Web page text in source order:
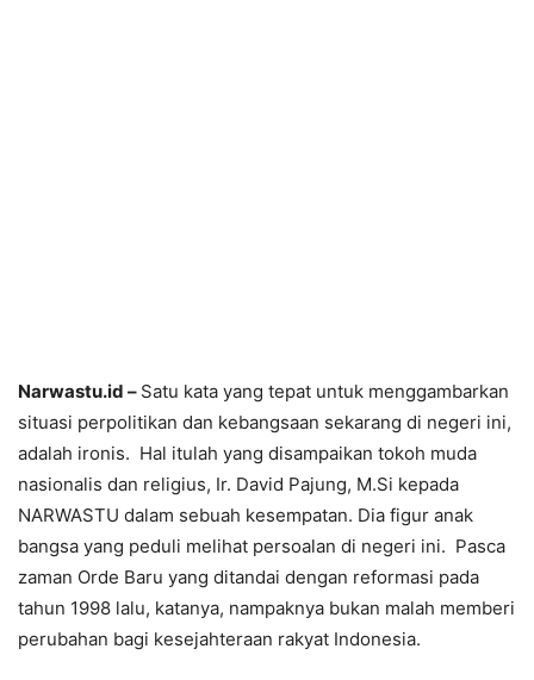
Narwastu.id – Satu kata yang tepat untuk menggambarkan
situasi perpolitikan dan kebangsaan sekarang di negeri ini,
adalah ironis. Hal itulah yang disampaikan tokoh muda
nasionalis dan religius, Ir. David Pajung, M.Si kepada
NARWASTU dalam sebuah kesempatan. Dia figur anak
bangsa yang peduli melihat persoalan di negeri ini. Pasca
zaman Orde Baru yang ditandai dengan reformasi pada
tahun 1998 lalu, katanya, nampaknya bukan malah memberi
perubahan bagi kesejahteraan rakyat Indonesia.